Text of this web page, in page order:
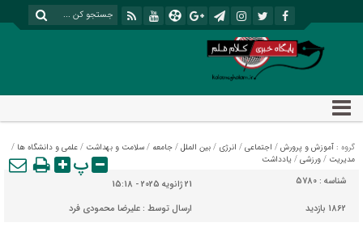
گروه : آموزش و پرورش / اجتماعی / انرژی / بین الملل / جامعه / سلامت و بهداشت / علمی و دانشگاه ها /
مدیریت / ورزشی / یادداشت پ
شناسه : 5780
21 ژانویه 2025 - 15:18
1862 بازدید
ارسال توسط :علیرضا محمودی فرد